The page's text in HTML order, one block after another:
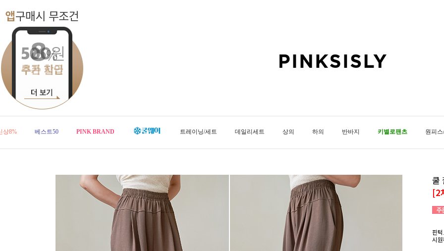
상8% 베스트50 PINK BRAND 트레이닝/세트 데일리세트 상의 하의 반바지 키별로팬츠 원피
쿨
[2
핀
시